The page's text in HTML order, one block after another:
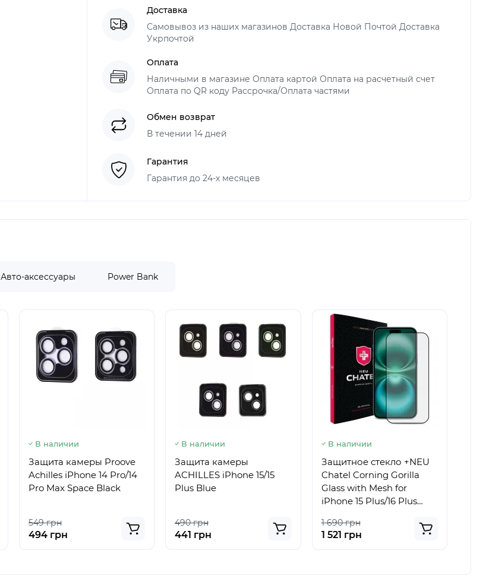
Доставка
Самовывоз из наших магазинов Доставка Новой Почтой Доставка
Укрпочтой
Оплата
Наличными в магазине Оплата картой Оплата на расчетный счет
Оплата по QR коду Рассрочка/Оплата частями
Обмен возврат
В течении 14 дней
Гарантия
Гарантия до 24-х месяцев
Авто-аксессуары Power Bank
В наличии
Защита камеры Proove
Achilles iPhone 14 Pro/14
Pro Max Space Black
549 грн
494 грн
В наличии
Защита камеры
ACHILLES iPhone 15/15
Plus Blue
490 грн
441 грн
В наличии
Защитное стекло +NEU
Chatel Corning Gorilla
Glass with Mesh for
iPhone 15 Plus/16 Plus
1 690 грн
1 521 грн